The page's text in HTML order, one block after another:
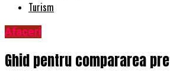
Turism
Afaceri
Ghid pentru compararea